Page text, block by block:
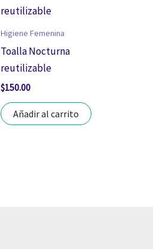
Higiene Femenina
Toalla Nocturna
reutilizable
$150.00
Añadir al carrito